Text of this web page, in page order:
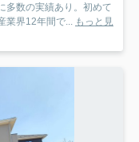
多数の実績あり。初めて
業界12年間で... もっと見